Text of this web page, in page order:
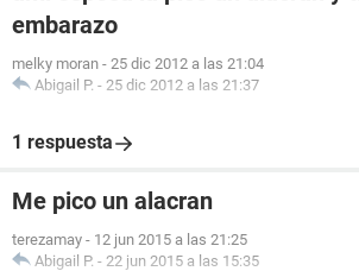
embarazo
melky moran - 25 dic 2012 a las 21:04
Abigail P. - 25 dic 2012 a las 21:37
1 respuesta
Me pico un alacran
terezamay - 12 jun 2015 a las 21:25
Abigail P. - 22 jun 2015 a las 15:35